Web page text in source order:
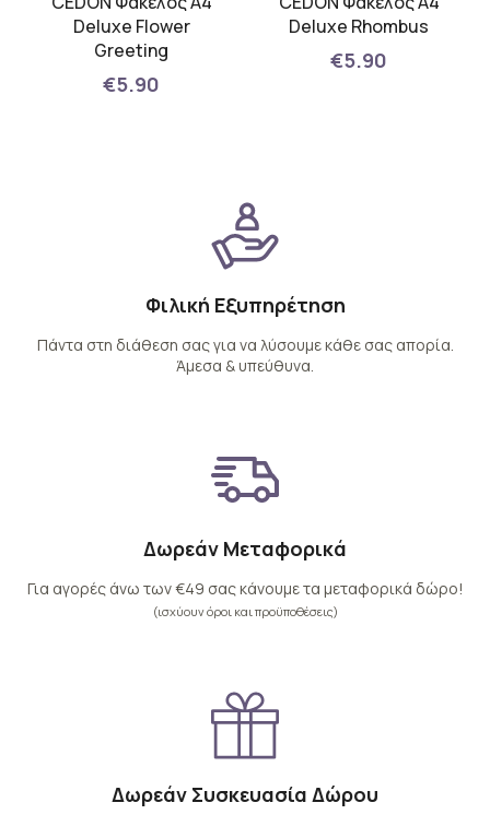
Deluxe Flower
Greeting
€5.90
Deluxe Rhombus
€5.90
Φιλική Εξυπηρέτηση
Πάντα στη διάθεση σας για να λύσουμε κάθε σας απορία.
Άμεσα & υπεύθυνα.
Δωρεάν Μεταφορικά
Για αγορές άνω των €49 σας κάνουμε τα μεταφορικά δώρο!
(ισχύουν όροι και προϋποθέσεις)
Δωρεάν Συσκευασία Δώρου